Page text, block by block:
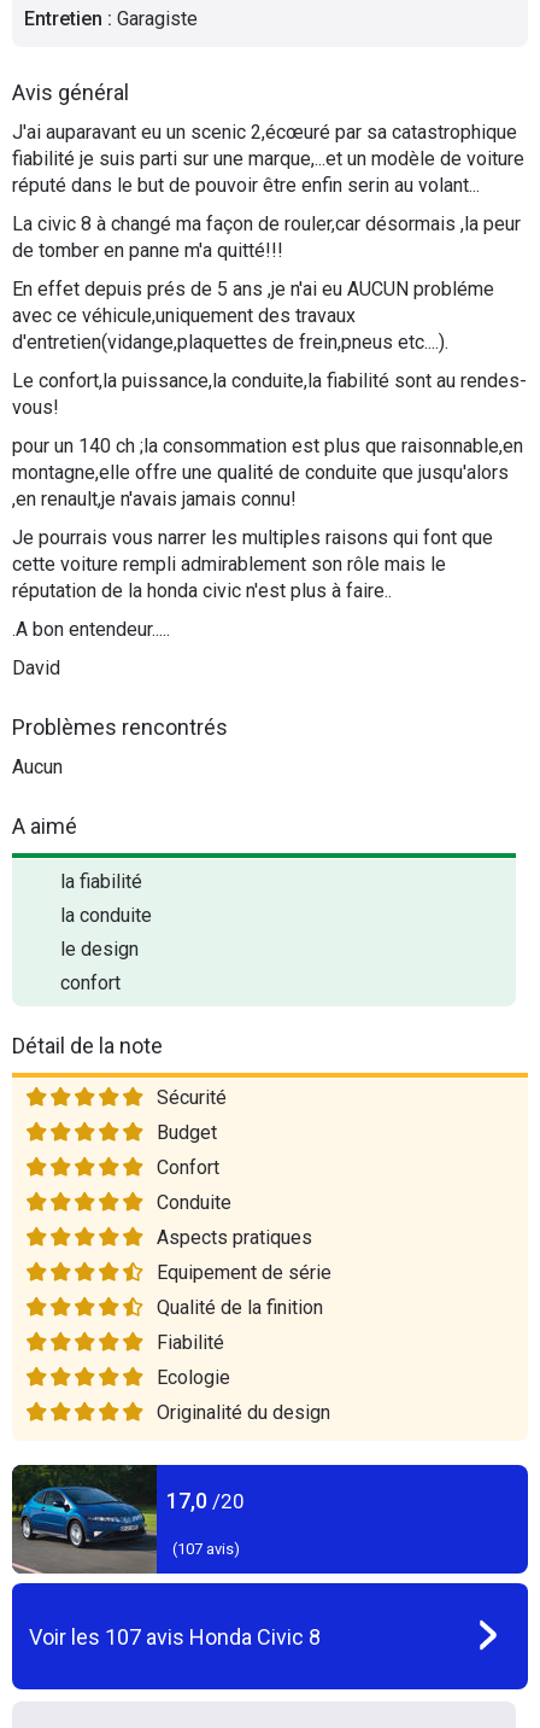
Marques
Entretien : Garagiste
Avis général
J'ai auparavant eu un scenic 2,écœuré par sa catastrophique
fiabilité je suis parti sur une marque,...et un modèle de voiture
réputé dans le but de pouvoir être enfin serin au volant...
La civic 8 à changé ma façon de rouler,car désormais ,la peur
de tomber en panne m'a quitté!!!
En effet depuis prés de 5 ans ,je n'ai eu AUCUN probléme
avec ce véhicule,uniquement des travaux
d'entretien(vidange,plaquettes de frein,pneus etc....).
Le confort,la puissance,la conduite,la fiabilité sont au rendes-
vous!
pour un 140 ch ;la consommation est plus que raisonnable,en
montagne,elle offre une qualité de conduite que jusqu'alors
,en renault,je n'avais jamais connu!
Je pourrais vous narrer les multiples raisons qui font que
cette voiture rempli admirablement son rôle mais le
réputation de la honda civic n'est plus à faire..
.A bon entendeur.....
David
Problèmes rencontrés
Aucun
A aimé
la fiabilité
la conduite
le design
confort
Détail de la note
Sécurité
Budget
Confort
Conduite
Aspects pratiques
Equipement de série
Qualité de la finition
Fiabilité
Ecologie
Originalité du design
17,0 /20
(107avis)
Voir les 107 avis Honda Civic 8